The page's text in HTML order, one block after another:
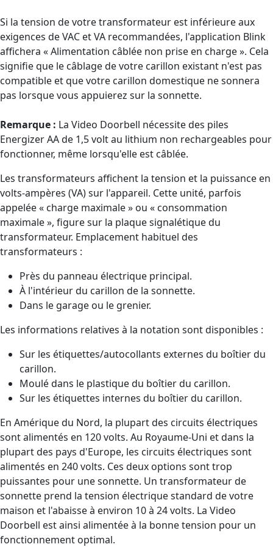
Si la tension de votre transformateur est inférieure aux
exigences de VAC et VA recommandées, l'application Blink
affichera « Alimentation câblée non prise en charge ». Cela
signifie que le câblage de votre carillon existant n'est pas
compatible et que votre carillon domestique ne sonnera
pas lorsque vous appuierez sur la sonnette.
Remarque : La Video Doorbell nécessite des piles
Energizer AA de 1,5 volt au lithium non rechargeables pour
fonctionner, même lorsqu'elle est câblée.
Les transformateurs affichent la tension et la puissance en
volts-ampères (VA) sur l'appareil. Cette unité, parfois
appelée « charge maximale » ou « consommation
maximale », figure sur la plaque signalétique du
transformateur. Emplacement habituel des
transformateurs :
Près du panneau électrique principal.
À l'intérieur du carillon de la sonnette.
Dans le garage ou le grenier.
Les informations relatives à la notation sont disponibles :
Sur les étiquettes/autocollants externes du boîtier du
carillon.
Moulé dans le plastique du boîtier du carillon.
Sur les étiquettes internes du boîtier du carillon.
En Amérique du Nord, la plupart des circuits électriques
sont alimentés en 120 volts. Au Royaume-Uni et dans la
plupart des pays d'Europe, les circuits électriques sont
alimentés en 240 volts. Ces deux options sont trop
puissantes pour une sonnette. Un transformateur de
sonnette prend la tension électrique standard de votre
maison et l'abaisse à environ 10 à 24 volts. La Video
Doorbell est ainsi alimentée à la bonne tension pour un
fonctionnement optimal.